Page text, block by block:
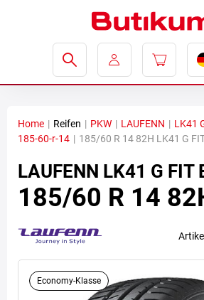
Economy-Klasse
Home | Reifen | PKW | LAUFENN | LK41
185-60-r-14 | 185/60 R 14 82H LK41 G
LAUFENN LK41 G FIT
185/60 R 14